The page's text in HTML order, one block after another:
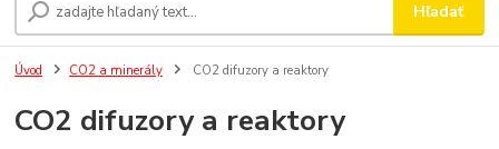
Hľadať
Úvod CO2 a minerály CO2 difuzory a reaktory
CO2 difuzory a reaktory